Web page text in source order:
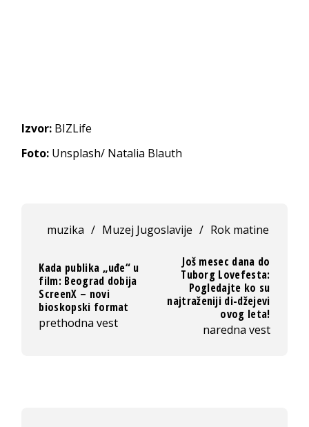
Izvor: BIZLife
Foto: Unsplash/ Natalia Blauth
muzika / Muzej Jugoslavije / Rok matine
Kada publika „uđe“ u
film: Beograd dobija
ScreenX – novi
bioskopski format
prethodna vest
Još mesec dana do
Tuborg Lovefesta:
Pogledajte ko su
najtraženiji di-džejevi
ovog leta!
naredna vest